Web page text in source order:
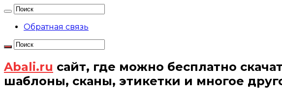
Обратная связь
Abali.ru сайт, где можно бесплатно
шаблоны, сканы, этикетки и многое